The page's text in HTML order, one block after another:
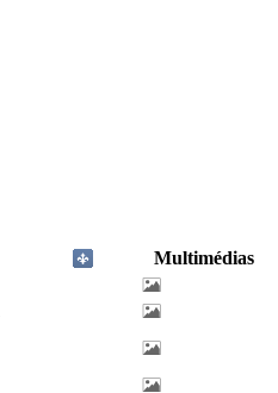
Multimédias